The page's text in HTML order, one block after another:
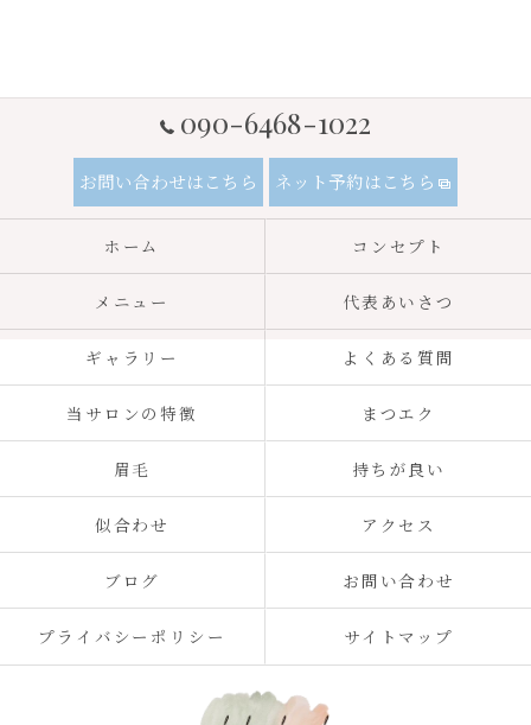
090-6468-1022
お問い合わせはこちら ネット予約はこちら
ホーム コンセプト
メニュー 代表あいさつ
ギャラリー よくある質問
当サロンの特徴 まつエク
眉毛 持ちが良い
似合わせ アクセス
ブログ お問い合わせ
プライバシーポリシー サイトマップ